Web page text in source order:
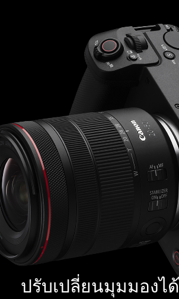
ปรับเปลี่ยนมุมมองไ